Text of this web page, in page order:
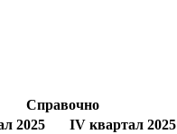
Справочно
2025
IV квартал 2025